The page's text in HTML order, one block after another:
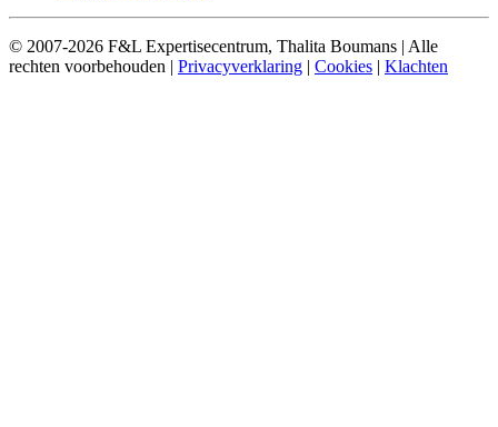
© 2007-2026 F&L Expertisecentrum, Thalita Boumans | Alle
rechten voorbehouden | Privacyverklaring | Cookies | Klachten